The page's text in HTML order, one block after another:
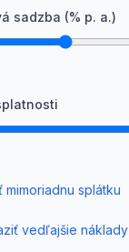
sadzba (% p. a.)
mimoriadnu splátku
vedľajšie náklady